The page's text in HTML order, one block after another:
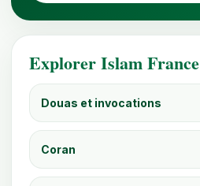
Explorer Islam France
Douas et invocations
Coran